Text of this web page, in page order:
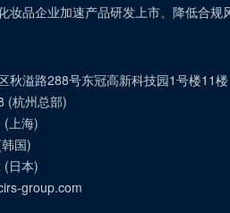
妆品企业加速产品研发上市、降低合规
秋溢路288号东冠高新科技园1号楼11楼
(杭州总部)
(上海)
韩国)
(日本)
group.com